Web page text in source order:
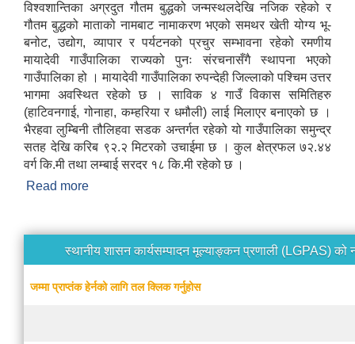
विश्वशान्तिका अग्रदुत गौतम बुद्धको जन्मस्थलदेखि नजिक रहेको र
गौतम बुद्धको माताको नामबाट नामाकरण भएको समथर खेती योग्य भू-
बनोट, उद्योग, व्यापार र पर्यटनको प्रचुर सम्भावना रहेको रमणीय
मायादेवी गाउँपालिका राज्यको पुनः संरचनासँगै स्थापना भएको
गाउँपालिका हो । मायादेवी गाउँपालिका रुपन्देही जिल्लाको पश्चिम उत्तर
भागमा अवस्थित रहेको छ । साविक ४ गाउँ विकास समितिहरु
(हाटिवनगाई, गोनाहा, कम्हरिया र धमौली) लाई मिलाएर बनाएको छ ।
भैरहवा लुम्बिनी तौलिहवा सडक अन्तर्गत रहेको यो गाउँपालिका समुन्द्र
सतह देखि करिब ९२.२ मिटरको उचाईमा छ । कुल क्षेत्रफल ७२.४४
वर्ग कि.मी तथा लम्बाई सरदर १८ कि.मी रहेको छ ।
Read more
स्थानीय शासन कार्यसम्पादन मूल्याङ्कन प्रणाली (LGPAS) को
जम्मा प्राप्तंक हेर्नको लागि तल क्लिक गर्नुहोस